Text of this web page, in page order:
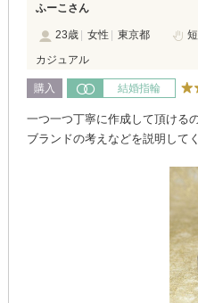
ふーこさん
23歳 女性 東京都
カジュアル
購入 結婚指輪
一つ一つ丁寧に作成して頂ける
ブランドの考えなどを説明して